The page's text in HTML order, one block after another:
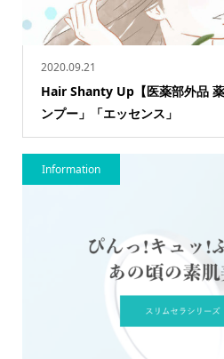
2020.09.21
Hair Shanty Up【医薬部外品
ンプー」「エッセンス」
Information